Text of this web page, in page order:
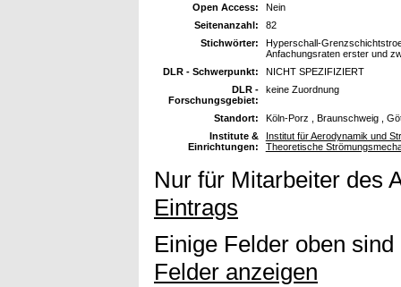
Open Access:
Nein
Seitenanzahl:
82
Stichwörter:
Hyperschall-
Anfachungsraten erster und
DLR - Schwerpunkt:
NICHT SPEZIFIZIERT
DLR -
Forschungsgebiet:
keine Zuordnung
Standort:
Köln-Porz , Braunschweig ,
Institute &
Einrichtungen:
Institut für Aerodynamik und
Theoretische
Nur für Mitarbeiter des
Eintrags
Einige Felder oben
Felder anzeigen